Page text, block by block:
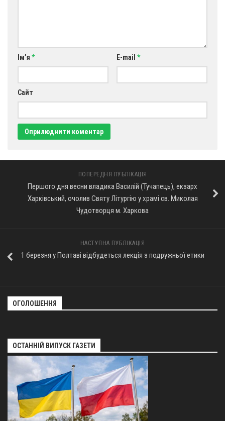
Святого Василія Великого
Катехитична комісія
Комісія у справах родини
Комісія з питань душпастирства охорони здоров’я
Харківщина
Полтавщина
Трансляції
Ім’я * E-mail *
Сайт
ПОПЕРЕДНЯ ПУБЛІКАЦІЯ
Першого дня весни владика Василій (Тучапець), екзарх
Харківський, очолив Святу Літургію у храмі св. Миколая
Чудотворця м. Харкова
НАСТУПНА ПУБЛІКАЦІЯ
1 березня у Полтаві відбудеться лекція з подружньої етики
ОГОЛОШЕННЯ
ОСТАННІЙ ВИПУСК ГАЗЕТИ